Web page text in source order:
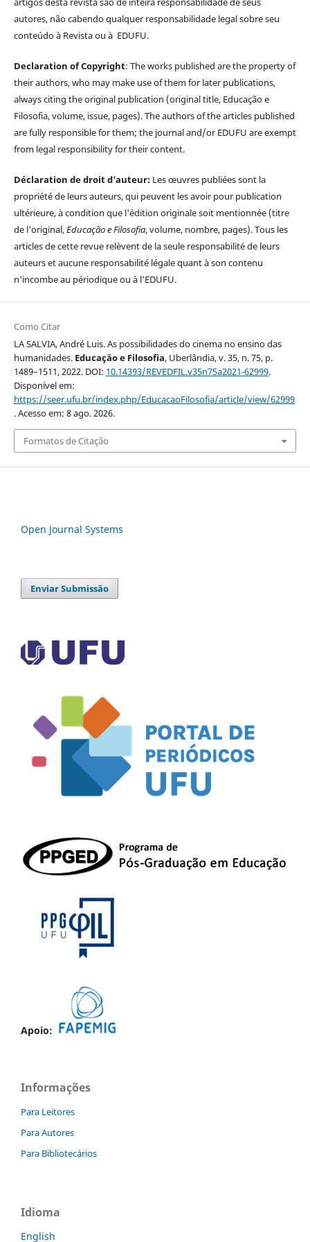
autores, não cabendo qualquer responsabilidade legal sobre seu
conteúdo à Revista ou à EDUFU.
Declaration of Copyright: The works published are the property of
their authors, who may make use of them for later publications,
always citing the original publication (original title, Educação e
Filosofia, volume, issue, pages). The authors of the articles published
are fully responsible for them; the journal and/or EDUFU are exempt
from legal responsibility for their content.
Déclaration de droit d’auteur: Les œuvres publiées sont la
propriété de leurs auteurs, qui peuvent les avoir pour publication
ultérieure, à condition que l'édition originale soit mentionnée (titre
de l'original,Educação e Filosofia, volume, nombre, pages). Tous les
articles de cette revue relèvent de la seule responsabilité de leurs
auteurs et aucune responsabilité légale quant à son contenu
n'incombe au périodique ou à l’EDUFU.
Como Citar
LA SALVIA, André Luis. As possibilidades do cinema no ensino das
humanidades. Educação e Filosofia, Uberlândia, v. 35, n. 75, p.
1489–1511, 2022. DOI: 10.14393/REVEDFIL.v35n75a2021-62999.
Disponível em:
https://seer.ufu.br/index.php/EducacaoFilosofia/article/view/62999
. Acesso em: 8 ago. 2026.
Formatos de Citação
Open Journal Systems
Enviar Submissão
Apoio:
Informações
Para Leitores
Para Autores
Para Bibliotecários
Idioma
English